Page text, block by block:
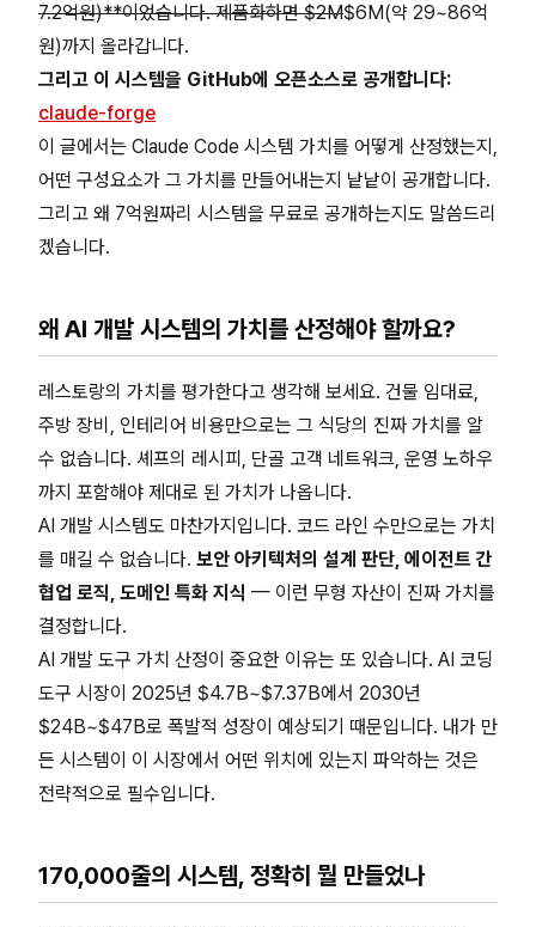
7.2억원)**이었습니다. 제품화하면 $2M$6M(약 29~86억
원)까지 올라갑니다.
그리고 이 시스템을 GitHub에 오픈소스로 공개합니다:
claude-forge
이 글에서는 Claude Code 시스템 가치를 어떻게 산정했는지,
어떤 구성요소가 그 가치를 만들어내는지 낱낱이 공개합니다.
그리고 왜 7억원짜리 시스템을 무료로 공개하는지도 말씀드리
겠습니다.
왜 AI 개발 시스템의 가치를 산정해야 할까요?
레스토랑의 가치를 평가한다고 생각해 보세요. 건물 임대료,
주방 장비, 인테리어 비용만으로는 그 식당의 진짜 가치를 알
수 없습니다. 셰프의 레시피, 단골 고객 네트워크, 운영 노하우
까지 포함해야 제대로 된 가치가 나옵니다.
AI 개발 시스템도 마찬가지입니다. 코드 라인 수만으로는 가치
를 매길 수 없습니다. 보안 아키텍처의 설계 판단, 에이전트 간
협업 로직, 도메인 특화 지식 — 이런 무형 자산이 진짜 가치를
결정합니다.
AI 개발 도구 가치 산정이 중요한 이유는 또 있습니다. AI 코딩
도구 시장이 2025년 $4.7B~$7.37B에서 2030년
$24B~$47B로 폭발적 성장이 예상되기 때문입니다. 내가 만
든 시스템이 이 시장에서 어떤 위치에 있는지 파악하는 것은
전략적으로 필수입니다.
170,000줄의 시스템, 정확히 뭘 만들었나